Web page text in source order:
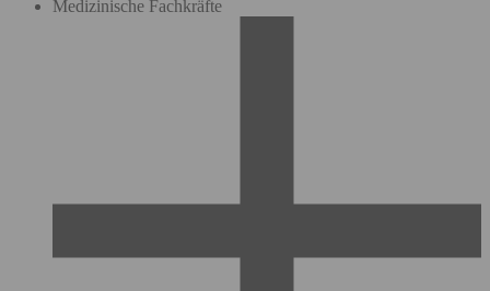
Medizinische Fachkräfte